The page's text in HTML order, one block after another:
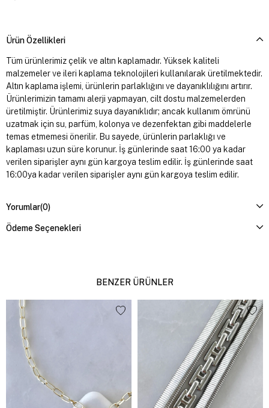
Ürün Özellikleri
Tüm ürünlerimiz çelik ve altın kaplamadır. Yüksek kaliteli
malzemeler ve ileri kaplama teknolojileri kullanılarak üretilmektedir.
Altın kaplama işlemi, ürünlerin parlaklığını ve dayanıklılığını artırır.
Ürünlerimizin tamamı alerji yapmayan, cilt dostu malzemelerden
üretilmiştir. Ürünlerimiz suya dayanıklıdır; ancak kullanım ömrünü
uzatmak için su, parfüm, kolonya ve dezenfektan gibi maddelerle
temas etmemesi önerilir. Bu sayede, ürünlerin parlaklığı ve
kaplaması uzun süre korunur. İş günlerinde saat 16:00 ya kadar
verilen siparişler aynı gün kargoya teslim edilir. İş günlerinde saat
16:00ya kadar verilen siparişler aynı gün kargoya teslim edilir.
Yorumlar(0)
Ödeme Seçenekleri
BENZER ÜRÜNLER